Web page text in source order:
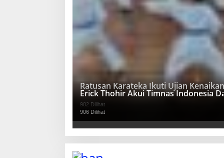
Ratusan Karateka Ikuti Ujian
982 Dilihat
Erick Thohir Akui Timnas Indonesia
906 Dilihat